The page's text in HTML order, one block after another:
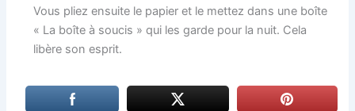
Vous pliez ensuite le papier et le mettez dans une boîte
« La boîte à soucis » qui les garde pour la nuit. Cela
libère son esprit.